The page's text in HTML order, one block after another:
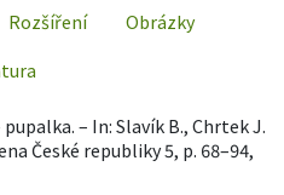
Rozšíření
Obrázky
pupalka. – In: Slavík B., Chrtek J.
České republiky 5, p. 68–94,